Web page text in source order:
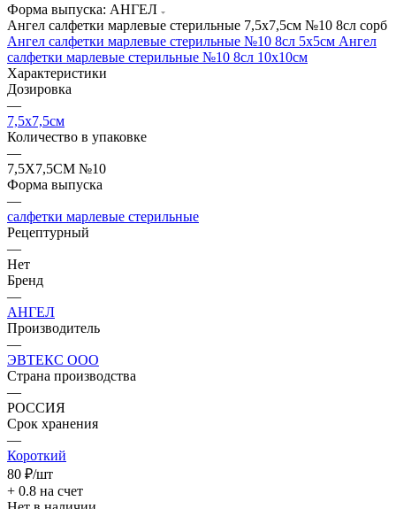
Форма выпуска: АНГЕЛ
Ангел салфетки марлевые стерильные 7,5х7,5см №10 8сл сорб
Ангел салфетки марлевые стерильные №10 8сл 5х5см Ангел
салфетки марлевые стерильные №10 8сл 10х10см
Характеристики
Дозировка
—
7,5х7,5см
Количество в упаковке
—
7,5Х7,5СМ №10
Форма выпуска
—
салфетки марлевые стерильные
Рецептурный
—
Нет
Бренд
—
АНГЕЛ
Производитель
—
ЭВТЕКС ООО
Страна производства
—
РОССИЯ
Срок хранения
—
Короткий
80 ₽/шт
+ 0.8 на счет